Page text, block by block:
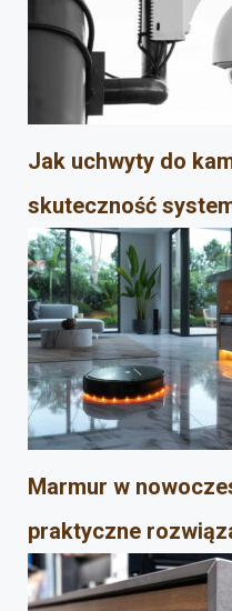
Jak uchwyty do
skuteczność
Marmur w
praktyczne